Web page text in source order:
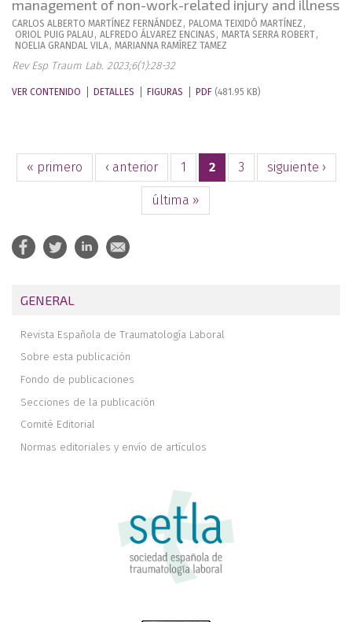
management of non-work-related injury and illness
CARLOS ALBERTO MARTÍNEZ FERNÁNDEZ , PALOMA TEIXIDÓ MARTÍNEZ ,
ORIOL PUIG PALAU , ALFREDO ÁLVAREZ ENCINAS , MARTA SERRA ROBERT,
NOELIA GRANDAL VILA, MARIANNA RAMÍREZ TAMEZ
Rev Esp Traum Lab. 2023;6(1):28-32
VER CONTENIDO DETALLES FIGURAS PDF (481.95 KB)
« primero ‹ anterior 1 2 3 siguiente ›
última »
GENERAL
Revista Española de Traumatología Laboral
Sobre esta publicación
Fondo de publicaciones
Secciones de la publicación
Comité Editorial
Normas editoriales y envío de artículos